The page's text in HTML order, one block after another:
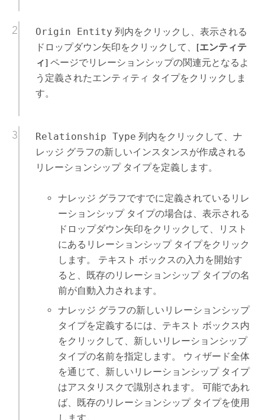
Origin Entity 列内をクリックし、表示される
ドロップダウン矢印をクリックして、 [エンティテ
ィ]ページでリレーションシップの関連元となるよ
う定義されたエンティティ タイプをクリックしま
す。
Relationship Type 列内をクリックして、ナ
レッジ グラフの新しいインスタンスが作成される
リレーションシップ タイプを定義します。
ナレッジ グラフですでに定義されているリレ
ーションシップ タイプの場合は、表示される
ドロップダウン矢印をクリックして、リスト
にあるリレーションシップ タイプをクリック
します。 テキスト ボックスの入力を開始す
ると、既存のリレーションシップ タイプの名
前が自動入力されます。
ナレッジ グラフの新しいリレーションシップ
タイプを定義するには、テキスト ボックス内
をクリックして、新しいリレーションシップ
タイプの名前を指定します。 ウィザード全体
を通じて、新しいリレーションシップ タイプ
はアスタリスクで識別されます。 可能であれ
ば、既存のリレーションシップ タイプを使用